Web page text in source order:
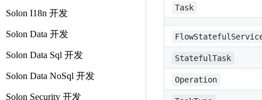
Solon I18n 开发
Solon Data 开发
Solon Data Sql 开发
Solon Data NoSql 开发
Solon Security 开发
Task
StatefulTask
Operation